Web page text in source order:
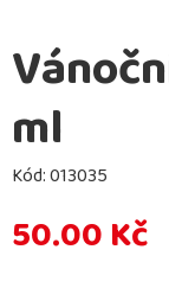
ml
Kód:013035
50.00 Kč